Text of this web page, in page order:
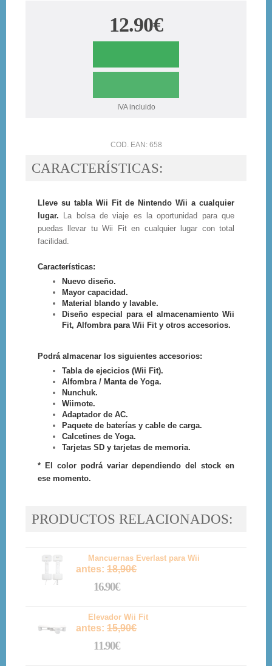
12.90€
IVA incluido
CARACTERÍSTICAS:
COD. EAN: 658
Lleve su tabla Wii Fit de Nintendo Wii a cualquier
lugar. La bolsa de viaje es la oportunidad para que
puedas llevar tu Wii Fit en cualquier lugar con total
facilidad.
Características:
Nuevo diseño.
Mayor capacidad.
Material blando y lavable.
Diseño especial para el almacenamiento Wii
Fit, Alfombra para Wii Fit y otros accesorios.
Podrá almacenar los siguientes accesorios:
Tabla de ejecicios (Wii Fit).
Alfombra / Manta de Yoga.
Nunchuk.
Wiimote.
Adaptador de AC.
Paquete de baterías y cable de carga.
Calcetines de Yoga.
Tarjetas SD y tarjetas de memoria.
* El color podrá variar dependiendo del stock en
ese momento.
PRODUCTOS RELACIONADOS:
Mancuernas Everlast para Wii
antes: 18,90€
16.90€
Elevador Wii Fit
antes: 15,90€
11.90€